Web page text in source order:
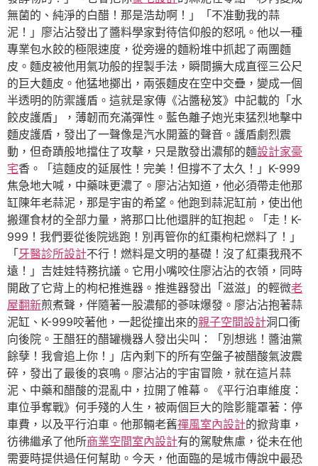
無菌的、純淨的白醋！那是浩劫啊！」「不准動我的蒜
泥！」廖沾沾發出了醬料學家對待信仰般的怒吼。他以一種
專業包水餃的極限速度，從旁邊的麵粉堆中抓起了兩團麵
皮。麵皮被他用氣功般的捏製手法，瞬間擴大成直徑三公尺
的巨大麵皮。他猛地擲出，兩張麵皮在空中交疊，變成一個
半透明的防禦護盾。這就是家傳《沾醬秘笈》中記載的「水
餃皮護盾」，薄韌而充滿彈性。藍色離子炮光束猛烈地擊中
麵皮護盾，發出了一聲像是汽水開蓋的聲音。護盾劇烈震
動，但奇蹟般地擋住了攻擊，只是散發出濃郁的麵設計家豪
宅香。「這麵皮的延展性！完美！但撐不了太久！」K-999
焦急地大喊，中藥味更濃了。廖沾沾知道，他必須帶走他那
缸陳年老蒜泥，那是宇宙的希望。他跑到蒜泥缸前，使出他
搬運食材的全部力量，將那口比他還胖的缸抱起。「走！K-
999！我們要從後院逃跑！別再管你的紅棗枸杞燃料了！」
「 牙醫診所設計不行！燃料是文明的基礎！沒了紅棗我飛不
遠！」吉娃娃特務抗議。它用小嘴咬住廖沾沾的衣領，同時
開啟了它背上的枸杞推進器。推進器發出「滋滋」的輕微老
屋翻新煎煮聲，伴隨著一股濃郁的蔘味爆發。廖沾沾抱著蒜
泥缸、K-999咬著他，一起從撞出來的親子空間設計洞口衝
向後院。王醋狂的醋罐機器人發出尖叫：「別想逃！醬油黨
餘孽！我會追上你！」店內剩下的所有空盤子被醋酸氣波震
碎，發出了最後的哀鳴。廖沾沾的宇宙冒險，就在這片蒜
泥、中藥和醋酸的混亂中，拉開了帷幕。《平行泊車維度：
車位爭奪戰》何手殘的人生，被兩個巨大的陰影籠罩著：停
車費，以及平行泊車。他那輛老舊禪風室內設計的掀背車，
彷彿繼承了他所商業空間室內設計有的駕駛焦慮，從未在他
需要時提供過任何幫助。今天，他面臨的是城市傳說中最恐